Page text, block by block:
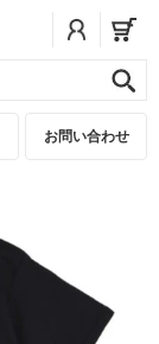
お問い合わせ